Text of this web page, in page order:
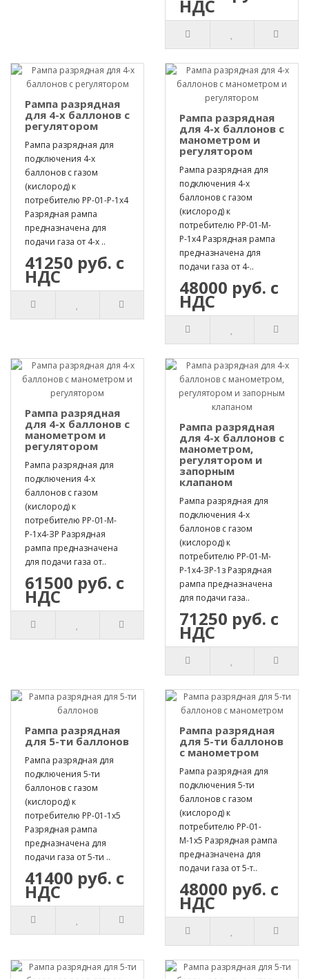
НДС
Рампа разрядная
для 4-х баллонов с
регулятором
Рампа разрядная для
подключения 4-х
баллонов с газом
(кислород) к
потребителю РР-01-Р-1х4
Разрядная рампа
предназначена для
подачи газа от 4-х ..
41250 руб. с
НДС
Рампа разрядная
для 4-х баллонов с
манометром и
регулятором
Рампа разрядная для
подключения 4-х
баллонов с газом
(кислород) к
потребителю РР-01-М-
Р-1х4 Разрядная рампа
предназначена для
подачи газа от 4-..
48000 руб. с
НДС
Рампа разрядная
для 4-х баллонов с
манометром и
регулятором
Рампа разрядная для
подключения 4-х
баллонов с газом
(кислород) к
потребителю РР-01-М-
Р-1х4-ЗР Разрядная
рампа предназначена
для подачи газа от..
61500 руб. с
НДС
Рампа разрядная
для 4-х баллонов с
манометром,
регулятором и
запорным
клапаном
Рампа разрядная для
подключения 4-х
баллонов с газом
(кислород) к
потребителю РР-01-М-
Р-1х4-ЗР-1з Разрядная
рампа предназначена
для подачи газа..
71250 руб. с
НДС
Рампа разрядная
для 5-ти баллонов
Рампа разрядная для
подключения 5-ти
баллонов с газом
(кислород) к
потребителю РР-01-1х5
Разрядная рампа
предназначена для
подачи газа от 5-ти ..
41400 руб. с
НДС
Рампа разрядная
для 5-ти баллонов
с манометром
Рампа разрядная для
подключения 5-ти
баллонов с газом
(кислород) к
потребителю РР-01-
М-1х5 Разрядная рампа
предназначена для
подачи газа от 5-т..
48000 руб. с
НДС